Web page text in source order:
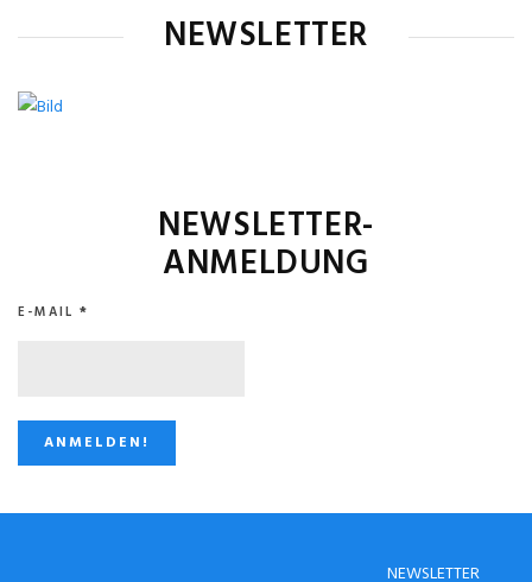
NEWSLETTER
NEWSLETTER-
ANMELDUNG
E-MAIL *
NEWSLETTER